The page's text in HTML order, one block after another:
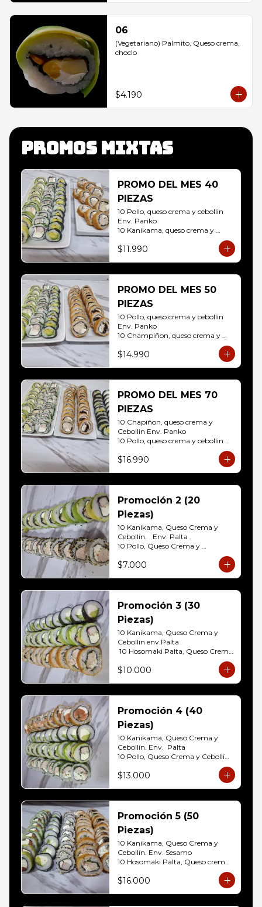
06
(Vegetariano) Palmito, Queso crema,
choclo
$4.190
Promos mixtas
PROMO DEL MES 40
PIEZAS
10 Pollo, queso crema y cebollin
Env. Panko
10 Kanikama, queso crema y
10 Pollo, queso crema y cebollin
$11.990
PROMO DEL MES 50
PIEZAS
10 Pollo, queso crema y cebollin
Env. Panko
10 Champiñon, queso crema y
10 Kanikama, queso crema y
Env. Palta
10 Hosomaki ( Palta)
$14.990
PROMO DEL MES 70
PIEZAS
10 Chapiñon, queso crema y
Cebollin Env. Panko
10 Pollo, queso crema y cebollin
10 Palmito, queso crema y palta
Palta Env. Cibulette
10 Pollo, queso crema y cebollin
Env. Palta
10 Hosomaki (Queso crema)
10 Hosomaki ( Palta)
$16.990
Promoción 2 (20
Piezas)
10 Kanikama, Queso Crema y
Cebollín.	Env. Palta .
10 Pollo, Queso Crema y
frito
$7.000
Promoción 3 (30
Piezas)
10 Kanikama, Queso Crema y
Cebollín env.Palta
10 Hosomaki Palta, Queso Crema
10 Pollo, Queso Crema y Cebollin
Env. Frito
$10.000
Promoción 4 (40
Piezas)
10 Kanikama, Queso Crema y
Cebollín. Env.  Palta
10 Pollo, Queso Crema y Cebollín
10 Hosomaki Palta, Queso crema
$13.000
Promoción 5 (50
Piezas)
10 Kanikama, Queso Crema y
Cebollín. Env. Sesamo
10 Hosomaki Palta, Queso crema
Cebollín Env.Palta
10 Pollo, Queso Crema y Cebollín
$16.000